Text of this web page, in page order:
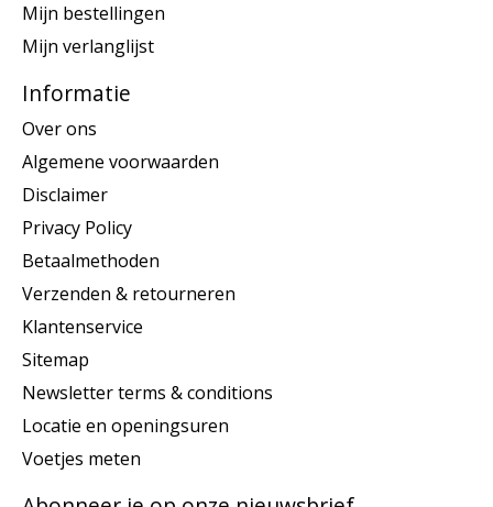
Mijn bestellingen
Mijn verlanglijst
Informatie
Over ons
Algemene voorwaarden
Disclaimer
Privacy Policy
Betaalmethoden
Verzenden & retourneren
Klantenservice
Sitemap
Newsletter terms & conditions
Locatie en openingsuren
Voetjes meten